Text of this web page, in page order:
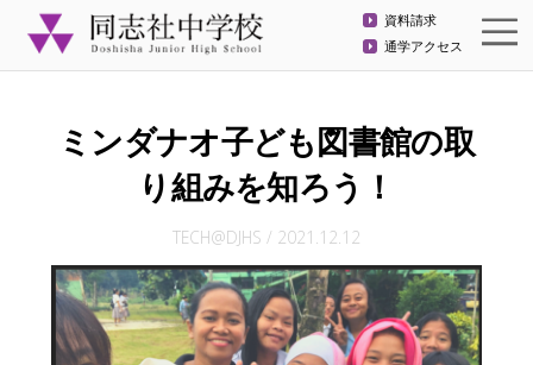
資料請求
通学アクセス
ミンダナオ子ども図書館の取
り組みを知ろう！
TECH@DJHS / 2021.12.12